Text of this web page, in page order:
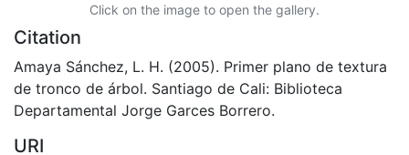
Click on the image to open the gallery.
Citation
Amaya Sánchez, L. H. (2005). Primer plano de textura
de tronco de árbol. Santiago de Cali: Biblioteca
Departamental Jorge Garces Borrero.
URI